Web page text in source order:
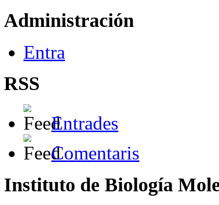
Administración
Entra
RSS
Entrades
Comentaris
Instituto de Biología